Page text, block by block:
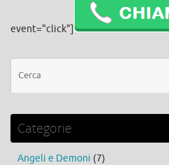
event="click"]
Categorie
Angeli e Demoni (7)